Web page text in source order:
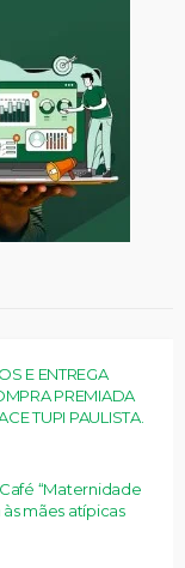
E ENTREGA
PREMIADA
TUPI PAULISTA.
“Maternidade
mães atípicas